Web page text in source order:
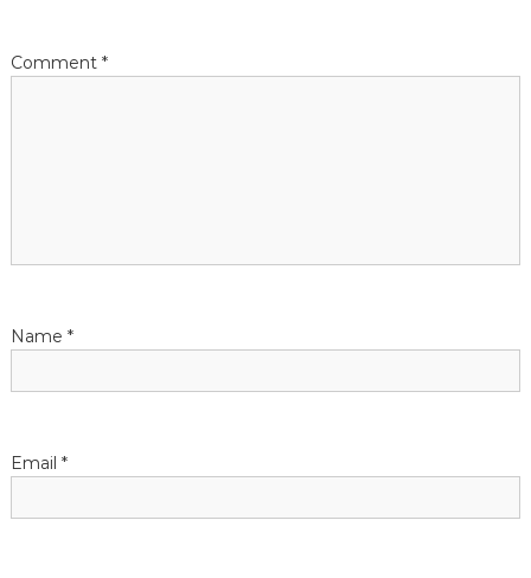
a
t
i
o
Comment *
Name *
Email *